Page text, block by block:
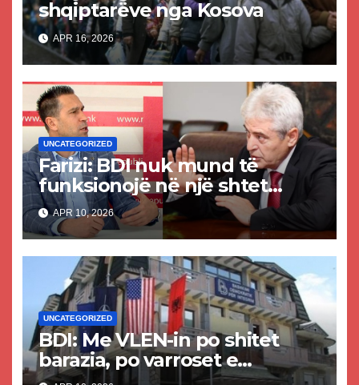
shqiptarëve nga Kosova
APR 16, 2026
UNCATEGORIZED
Farizi: BDI nuk mund të
funksionojë në një shtet
juridik, por vetëm në
ilegalitet, sepse prej andej
kanë ardhur!
APR 10, 2026
UNCATEGORIZED
BDI: Me VLEN-in po shitet
barazia, po varroset e
ardhmja!